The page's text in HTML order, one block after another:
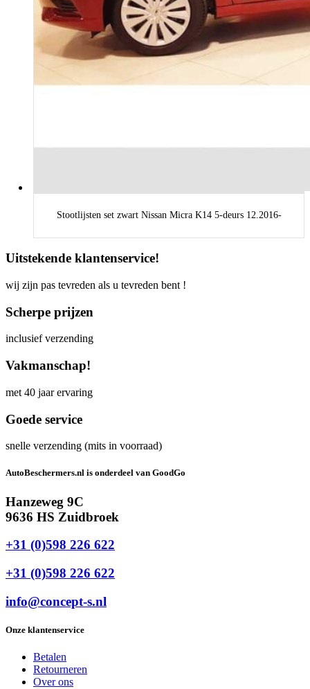
Stootlijsten set zwart Nissan Micra K14 5-deurs 12.2016-
Uitstekende klantenservice!
wij zijn pas tevreden als u tevreden bent !
Scherpe prijzen
inclusief verzending
Vakmanschap!
met 40 jaar ervaring
Goede service
snelle verzending (mits in voorraad)
AutoBeschermers.nl is onderdeel van GoodGo
Hanzeweg 9C
9636 HS Zuidbroek
+31 (0)598 226 622
+31 (0)598 226 622
info@concept-s.nl
Onze klantenservice
Betalen
Retourneren
Over ons